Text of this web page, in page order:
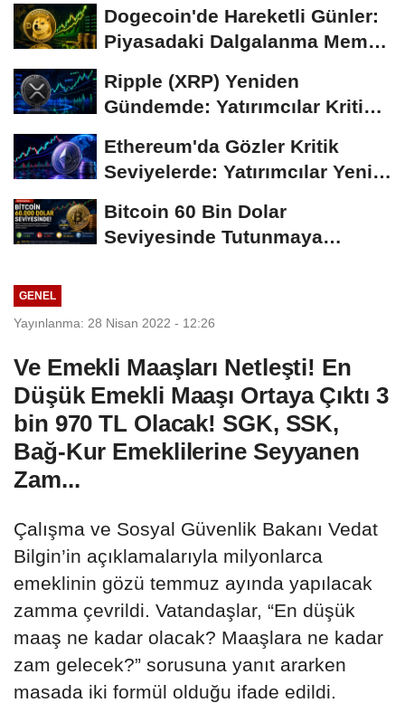
Dogecoin'de Hareketli Günler:
Piyasadaki Dalgalanma Meme
Ripple (XRP) Yeniden
Gündemde: Yatırımcılar Kritik
Ethereum'da Gözler Kritik
Seviyelerde: Yatırımcılar Yeni
Bitcoin 60 Bin Dolar
Seviyesinde Tutunmaya
GENEL
Yayınlanma: 28 Nisan 2022 - 12:26
Ve Emekli Maaşları Netleşti! En
Düşük Emekli Maaşı Ortaya Çıktı 3
bin 970 TL Olacak! SGK, SSK,
Bağ-Kur Emeklilerine Seyyanen
Zam...
Çalışma ve Sosyal Güvenlik Bakanı Vedat
Bilgin’in açıklamalarıyla milyonlarca
emeklinin gözü temmuz ayında yapılacak
zamma çevrildi. Vatandaşlar, “En düşük
maaş ne kadar olacak? Maaşlara ne kadar
zam gelecek?” sorusuna yanıt ararken
masada iki formül olduğu ifade edildi.